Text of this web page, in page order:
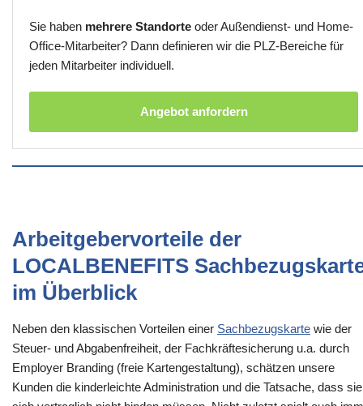
Sie haben mehrere Standorte oder Außendienst- und Home-
Office-Mitarbeiter? Dann definieren wir die PLZ-Bereiche für
jeden Mitarbeiter individuell.
Angebot anfordern
Arbeitgebervorteile der
LOCALBENEFITS
im Überblick
Neben den klassischen Vorteilen einer Sachbezugskarte wie der
Steuer- und Abgabenfreiheit, der Fachkräftesicherung u.a. durch
Employer Branding (freie Kartengestaltung), schätzen unsere
Kunden die kinderleichte Administration und die Tatsache, dass sie